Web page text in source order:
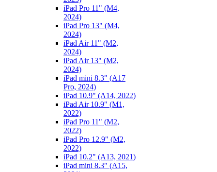
iPad Pro 11" (M4,
2024)
iPad Pro 13" (M4,
2024)
iPad Air 11" (M2,
2024)
iPad Air 13" (M2,
2024)
iPad mini 8.3" (A17
Pro, 2024)
iPad 10.9" (A14, 2022)
iPad Air 10.9" (M1,
2022)
iPad Pro 11" (M2,
2022)
iPad Pro 12.9" (M2,
2022)
iPad 10.2" (A13, 2021)
iPad mini 8.3" (A15,